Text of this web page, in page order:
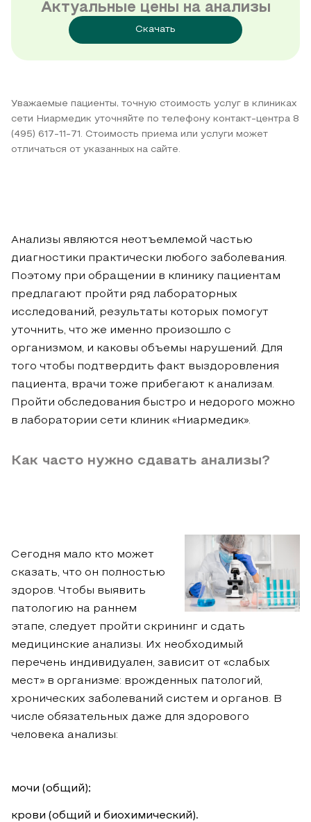
Актуальные цены на анализы
Скачать
Уважаемые пациенты, точную стоимость услуг в клиниках
сети Ниармедик уточняйте по телефону контакт-центра 8
(495) 617-11-71. Стоимость приема или услуги может
отличаться от указанных на сайте.
Анализы являются неотъемлемой частью
диагностики практически любого заболевания.
Поэтому при обращении в клинику пациентам
предлагают пройти ряд лабораторных
исследований, результаты которых помогут
уточнить, что же именно произошло с
организмом, и каковы объемы нарушений. Для
того чтобы подтвердить факт выздоровления
пациента, врачи тоже прибегают к анализам.
Пройти обследования быстро и недорого можно
в лаборатории сети клиник «Ниармедик».
Как часто нужно сдавать анализы?
Сегодня мало кто может
сказать, что он полностью
здоров. Чтобы выявить
патологию на раннем
этапе, следует пройти скрининг и сдать
медицинские анализы. Их необходимый
перечень индивидуален, зависит от «слабых
мест» в организме: врожденных патологий,
хронических заболеваний систем и органов. В
числе обязательных даже для здорового
человека анализы:
мочи (общий);
крови (общий и биохимический).